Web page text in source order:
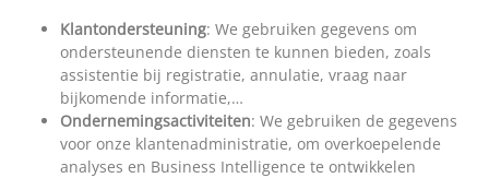
Klantondersteuning: We gebruiken gegevens om
ondersteunende diensten te kunnen bieden, zoals
assistentie bij registratie, annulatie, vraag naar
bijkomende informatie,…
Ondernemingsactiviteiten: We gebruiken de gegevens
voor onze klantenadministratie, om overkoepelende
analyses en Business Intelligence te ontwikkelen